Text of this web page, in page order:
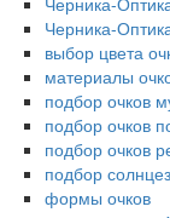
Черника-
выбор цвета
материалы
подбор очков
подбор очков
подбор очков
подбор
формы очков